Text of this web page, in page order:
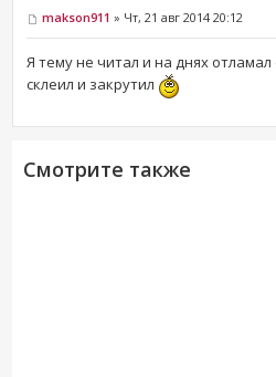
makson911 » Чт, 21 авг 2014 20:12
Я тему не читал и на днях отламал
склеил и закрутил
Смотрите также